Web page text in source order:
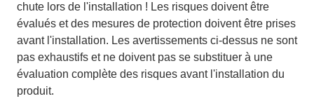
chute lors de l'installation ! Les risques doivent être
évalués et des mesures de protection doivent être prises
avant l'installation. Les avertissements ci-dessus ne sont
pas exhaustifs et ne doivent pas se substituer à une
évaluation complète des risques avant l'installation du
produit.